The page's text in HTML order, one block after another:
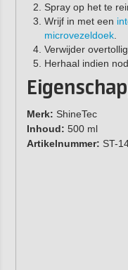
Spray op het te
Wrijf in met een
microvezeldoek.
Verwijder
Herhaal indien
Merk: ShineTec
Inhoud: 500 ml
Artikelnummer: ST-